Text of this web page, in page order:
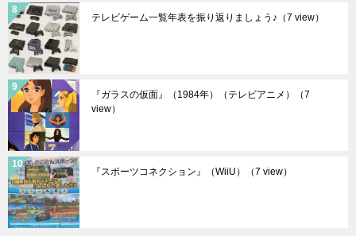
テレビゲーム一覧年表を振り返りましょう♪ （7 view）
『ガラスの仮面』（1984年）（テレビアニメ）
（7
view）
『スポーツコネクション』（WiiU） （7 view）